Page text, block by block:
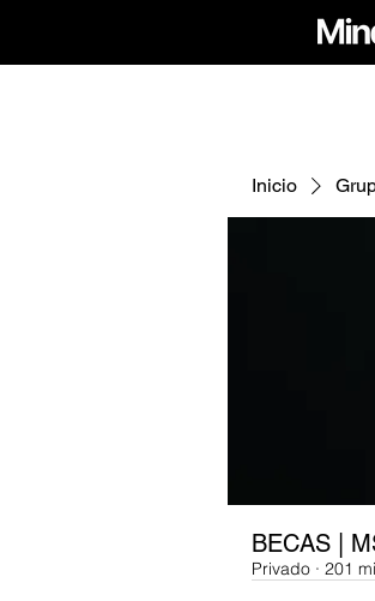
Inicio
BECAS |
Privado · 201